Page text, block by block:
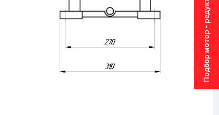
Подбор мотор - редуктора